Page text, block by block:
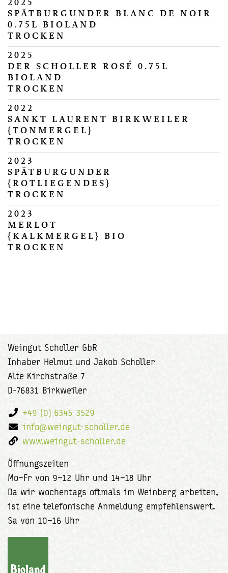
SPÄTBURGUNDER BLANC DE NOIR
0.75L BIOLAND
TROCKEN
2025
DER SCHOLLER ROSÉ 0.75L
BIOLAND
TROCKEN
2022
SANKT LAURENT BIRKWEILER
{TONMERGEL}
TROCKEN
2023
SPÄTBURGUNDER
{ROTLIEGENDES}
TROCKEN
2023
MERLOT
{KALKMERGEL} BIO
TROCKEN
Weingut Scholler GbR
Inhaber Helmut und Jakob Scholler
Alte Kirchstraße 7
D-76831 Birkweiler
+49 (0) 6345 3529
info@weingut-scholler.de
www.weingut-scholler.de
Öffnungszeiten
Mo–Fr von 9–12 Uhr und 14–18 Uhr
Da wir wochentags oftmals im Weinberg arbeiten,
ist eine telefonische Anmeldung empfehlenswert.
Sa von 10–16 Uhr